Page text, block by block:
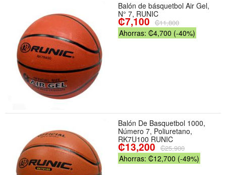
Balón de básquetbol Air Gel,
N° 7, RUNIC
₡7,100 ₡11,800
Ahorras: ₡4,700 (-40%)
Balón De Basquetbol 1000,
Número 7, Poliuretano,
RK7U100 RUNIC
₡13,200 ₡25,900
Ahorras: ₡12,700 (-49%)